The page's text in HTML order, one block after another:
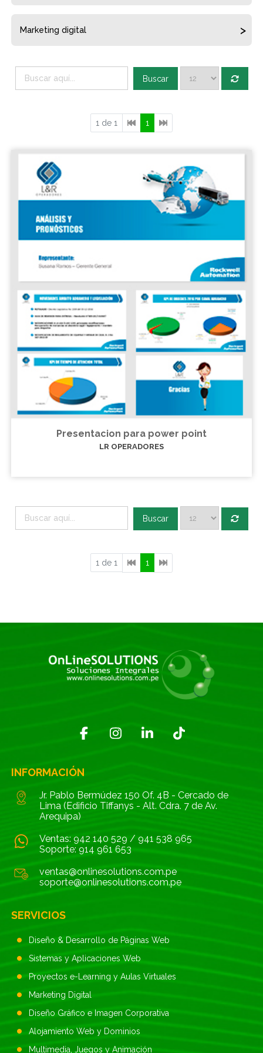
Marketing digital
Buscar
1 de 1 1
Presentacion para power point
LR OPERADORES
Buscar
1 de 1 1
INFORMACIÓN
Jr. Pablo Bermúdez 150 Of. 4B - Cercado de
Lima (Edificio Tiffanys - Alt. Cdra. 7 de Av.
Arequipa)
Ventas: 942 140 529 / 941 538 965
Soporte: 914 961 653
ventas@onlinesolutions.com.pe
soporte@onlinesolutions.com.pe
SERVICIOS
Diseño & Desarrollo de Páginas Web
Sistemas y Aplicaciones Web
Proyectos e-Learning y Aulas Virtuales
Marketing Digital
Diseño Gráfico e Imagen Corporativa
Alojamiento Web y Dominios
Multimedia, Juegos y Animación